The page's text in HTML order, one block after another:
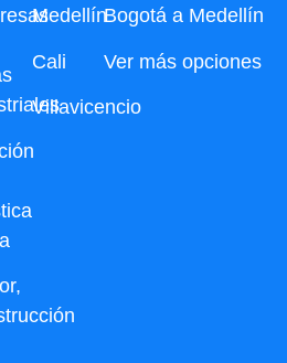
Medellín
Cali
Villavicencio
Bogotá a Medellín
Ver más opciones